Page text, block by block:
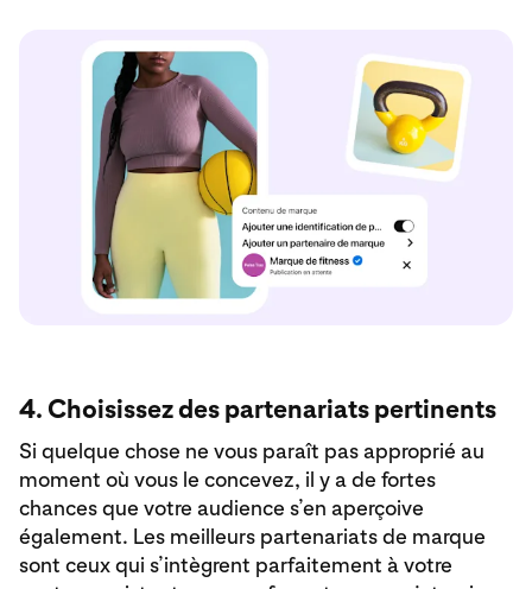
4. Choisissez des partenariats pertinents
Si quelque chose ne vous paraît pas approprié au
moment où vous le concevez, il y a de fortes
chances que votre audience s’en aperçoive
également. Les meilleurs partenariats de marque
sont ceux qui s’intègrent parfaitement à votre